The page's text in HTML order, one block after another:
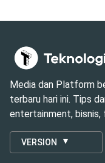
Media dan Platform
terbaru hari ini. Tips
entertainment, bisnis,
VERSION